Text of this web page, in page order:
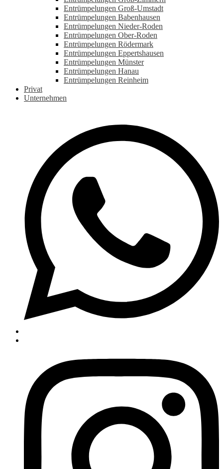
Entrümpelungen Groß-Umstadt
Entrümpelungen Babenhausen
Entrümpelungen Nieder-Roden
Entrümpelungen Ober-Roden
Entrümpelungen Rödermark
Entrümpelungen Eppertshausen
Entrümpelungen Münster
Entrümpelungen Hanau
Entrümpelungen Reinheim
Privat
Unternehmen